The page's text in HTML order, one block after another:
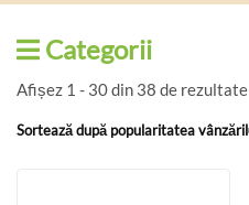
Categorii
Afișez 1 - 30 din 38 de rezultate